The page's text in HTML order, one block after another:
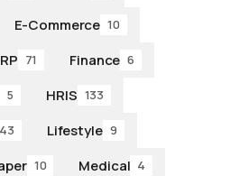
E-Commerce 10
71 Finance 6
5 HRIS 133
43 Lifestyle 9
10 Medical 4